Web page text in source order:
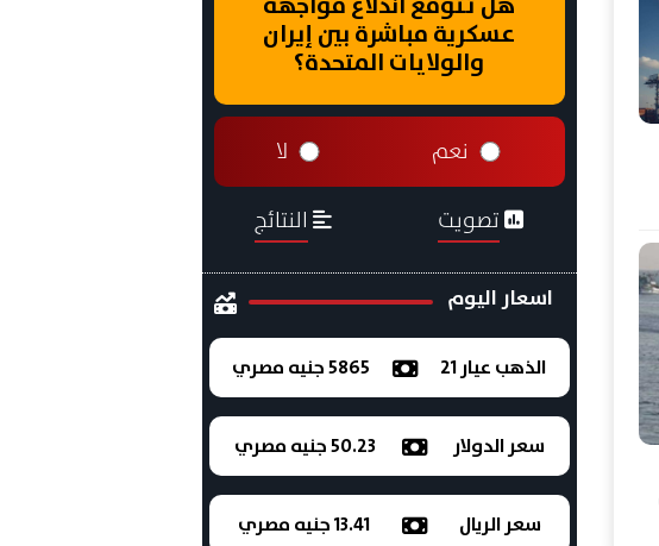
عسكرية مباشرة بين إيران
والولايات المتحدة؟
نعم لا
تصويت النتائج
اسعار اليوم
الذهب عيار 21 5865 جنيه مصري
سعر الدولار 50.23 جنيه مصري
سعر الريال 13.41 جنيه مصري